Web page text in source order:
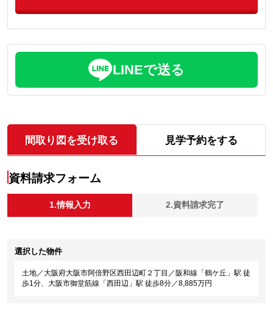
LINEで送る
間取り図を受け取る 見学予約をする
資料請求フォーム
1.情報入力 2.資料請求完了
選択した物件
土地／大阪府大阪市阿倍野区西田辺町２丁目／阪和線「鶴ケ丘」駅 徒
歩1分、大阪市御堂筋線「西田辺」駅 徒歩8分／8,885万円